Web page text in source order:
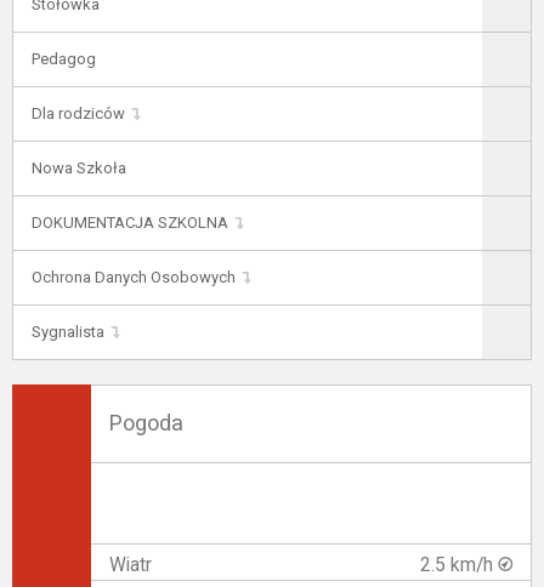
Stołówka
Pedagog
Dla rodziców
Nowa Szkoła
DOKUMENTACJA SZKOLNA
Ochrona Danych Osobowych
Sygnalista
Pogoda
Wiatr
2.5 km/h